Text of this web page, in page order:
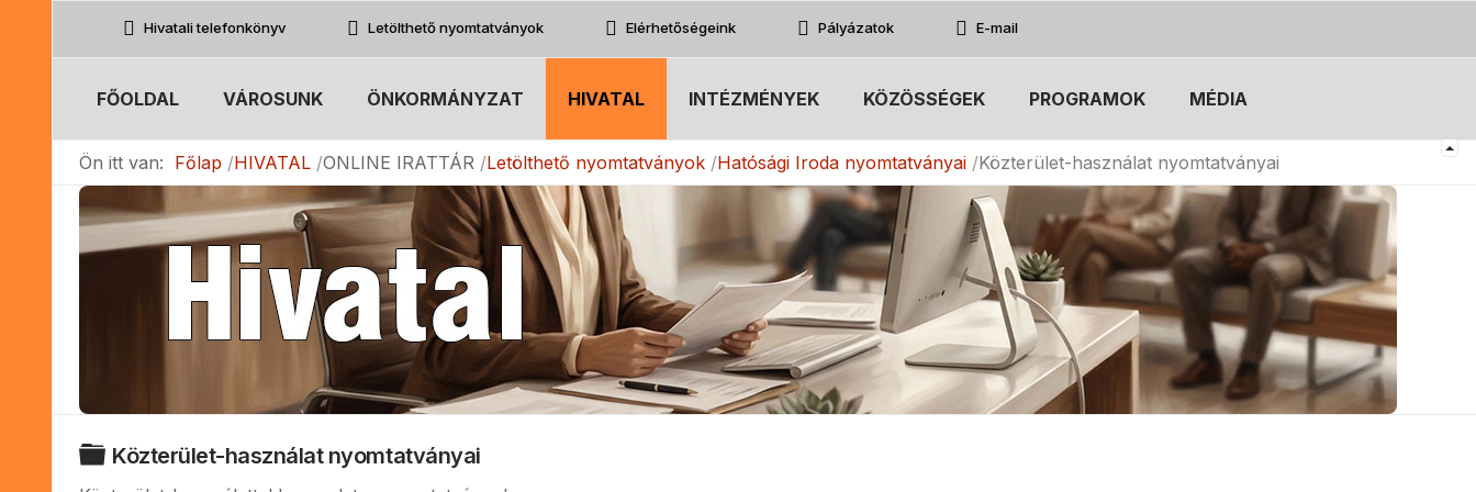
Hivatali telefonkönyv Letölthető nyomtatványok Elérhetőségeink Pályázatok E-mail
FŐOLDAL VÁROSUNK ÖNKORMÁNYZAT HIVATAL INTÉZMÉNYEK KÖZÖSSÉGEK PROGRAMOK MÉDIA
Ön itt van: Főlap HIVATAL ONLINE IRATTÁR Letölthető nyomtatványok Hatósági Iroda nyomtatványai Közterület-használat nyomtatványai
Mappa
Közterület-használat nyomtatványai